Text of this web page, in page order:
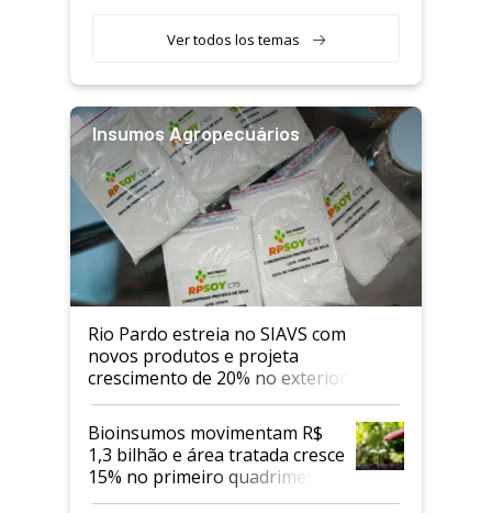
Ver todos los temas
Insumos Agropecuários
Rio Pardo estreia no SIAVS com
novos produtos e projeta
crescimento de 20% no exterior
Bioinsumos movimentam R$
1,3 bilhão e área tratada cresce
15% no primeiro quadrimestre
de 2026